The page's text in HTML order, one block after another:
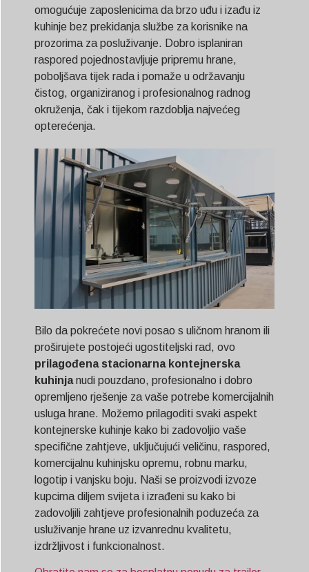
omogućuje zaposlenicima da brzo uđu i izađu iz
kuhinje bez prekidanja službe za korisnike na
prozorima za posluživanje. Dobro isplaniran
raspored pojednostavljuje pripremu hrane,
poboljšava tijek rada i pomaže u održavanju
čistog, organiziranog i profesionalnog radnog
okruženja, čak i tijekom razdoblja najvećeg
opterećenja.
Bilo da pokrećete novi posao s uličnom hranom ili
proširujete postojeći ugostiteljski rad, ovo
prilagođena stacionarna kontejnerska
kuhinjanudi pouzdano, profesionalno i dobro
opremljeno rješenje za vaše potrebe komercijalnih
usluga hrane. Možemo prilagoditi svaki aspekt
kontejnerske kuhinje kako bi zadovoljio vaše
specifične zahtjeve, uključujući veličinu, raspored,
komercijalnu kuhinjsku opremu, robnu marku,
logotip i vanjsku boju. Naši se proizvodi izvoze
kupcima diljem svijeta i izrađeni su kako bi
zadovoljili zahtjeve profesionalnih poduzeća za
usluživanje hrane uz izvanrednu kvalitetu,
izdržljivost i funkcionalnost.